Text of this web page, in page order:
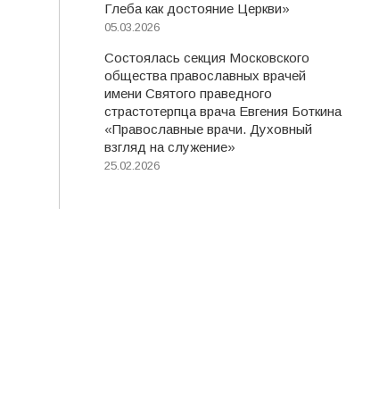
Глеба как достояние Церкви»
05.03.2026
Состоялась секция Московского
общества православных врачей
имени Святого праведного
страстотерпца врача Евгения Боткина
«Православные врачи. Духовный
взгляд на служение»
25.02.2026